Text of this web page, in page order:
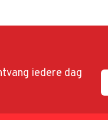
iedere dag